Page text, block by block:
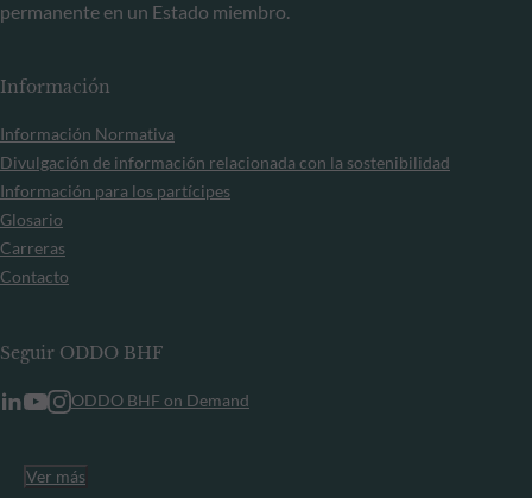
permanente en un Estado miembro.
Información
Información Normativa
Divulgación de información relacionada con la sostenibilidad
Información para los partícipes
Glosario
Carreras
Contacto
Seguir ODDO BHF
ODDO BHF on Demand
Ver más